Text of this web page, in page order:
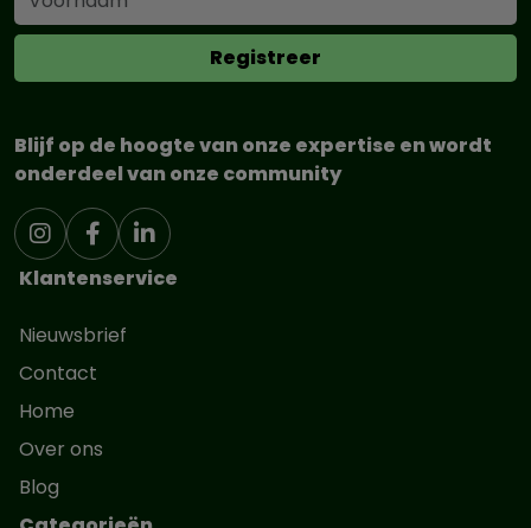
Blijf op de hoogte van onze expertise en wordt
onderdeel van onze community
Klantenservice
Nieuwsbrief
Contact
Home
Over ons
Blog